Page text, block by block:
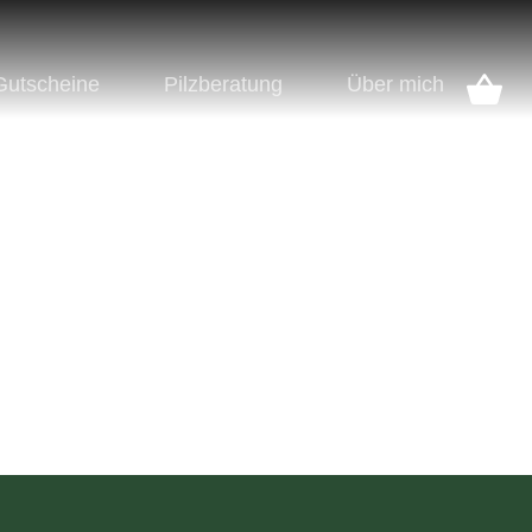
Pilzberatung
Über mich